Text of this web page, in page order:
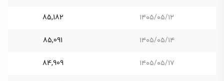
۱۴۰۵/۰۵/۱۲ 85,182
۱۴۰۵/۰۵/۱۴ 85,091
۱۴۰۵/۰۵/۱۷ 84,909